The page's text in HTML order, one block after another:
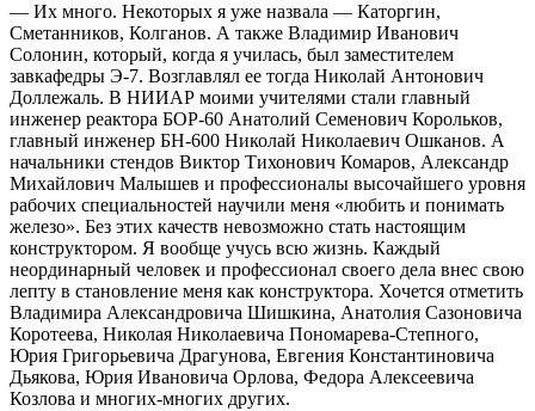
— Их много. Некоторых я уже назвала — Каторгин,
Сметанников, Колганов. А также Владимир Иванович
Солонин, который, когда я училась, был заместителем
завкафедры Э-7. Возглавлял ее тогда Николай Антонович
Доллежаль. В НИИАР моими учителями стали главный
инженер реактора БОР-60 Анатолий Семенович Корольков,
главный инженер БН-600 Николай Николаевич Ошканов. А
начальники стендов Виктор Тихонович Комаров, Александр
Михайлович Малышев и профессионалы высочайшего уровня
рабочих специальностей научили меня «любить и понимать
железо». Без этих качеств невозможно стать настоящим
конструктором. Я вообще учусь всю жизнь. Каждый
неординарный человек и профессионал своего дела внес свою
лепту в становление меня как конструктора. Хочется отметить
Владимира Александровича Шишкина, Анатолия Сазоновича
Коротеева, Николая Николаевича Пономарева-Степного,
Юрия Григорьевича Драгунова, Евгения Константиновича
Дьякова, Юрия Ивановича Орлова, Федора Алексеевича
Козлова и многих-многих других.